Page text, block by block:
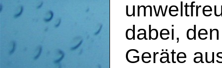
dabei,
Geräte